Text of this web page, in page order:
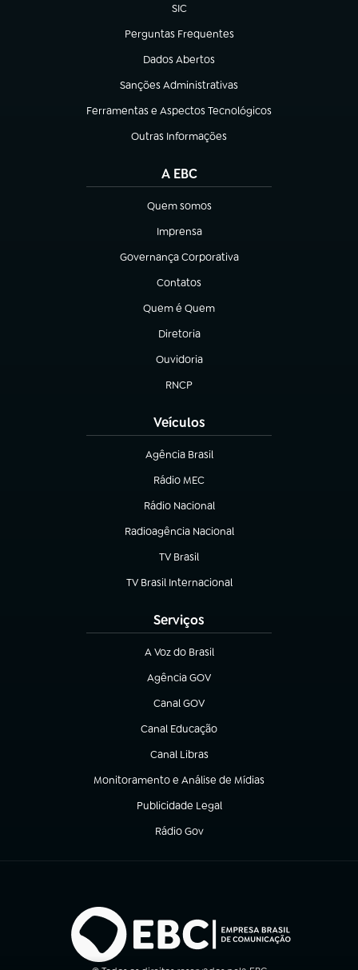
SIC
(abre em nova aba)
Perguntas Frequentes
(abre em nova aba)
Dados Abertos
(abre em nova aba)
Sanções Administrativas
(abre em nova aba)
Ferramentas e Aspectos Tecnológicos
(abre em nova aba)
Outras Informações
(abre em nova aba)
A EBC
Quem somos
(abre em nova aba)
Imprensa
(abre em nova aba)
Governança Corporativa
(abre em nova aba)
Contatos
(abre em nova aba)
Quem é Quem
(abre em nova aba)
Diretoria
(abre em nova aba)
Ouvidoria
(abre em nova aba)
RNCP
(abre em nova aba)
Veículos
Agência Brasil
(abre em nova aba)
Rádio MEC
Rádio Nacional
(abre em nova aba)
Radioagência Nacional
(abre em nova aba)
TV Brasil
(abre em nova aba)
TV Brasil Internacional
(abre em nova aba)
Serviços
A Voz do Brasil
(abre em nova aba)
Agência GOV
(abre em nova aba)
Canal GOV
(abre em nova aba)
Canal Educação
(abre em nova aba)
Canal Libras
(abre em nova aba)
Monitoramento e Análise de Mídias
(abre em nova aba)
Publicidade Legal
(abre em nova aba)
Rádio Gov
(abre em nova aba)